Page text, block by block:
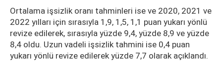
Ortalama işsizlik oranı tahminleri ise ve 2020, 2021 ve
2022 yılları için sırasıyla 1,9, 1,5, 1,1 puan yukarı yönlü
revize edilerek, sırasıyla yüzde 9,4, yüzde 8,9 ve yüzde
8,4 oldu. Uzun vadeli işsizlik tahmini ise 0,4 puan
yukarı yönlü revize edilerek yüzde 7,7 olarak açıklandı.